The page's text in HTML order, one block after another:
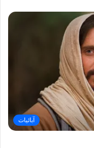
آبائيات